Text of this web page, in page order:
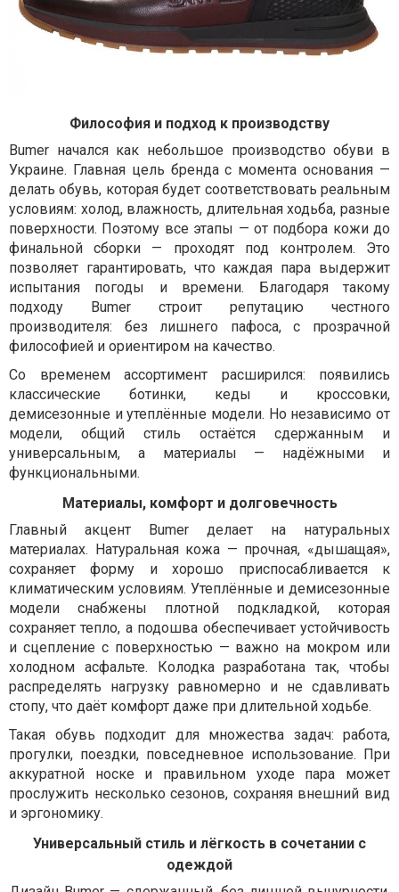
Философия и подход к производству
Bumer начался как небольшое производство обуви в
Украине. Главная цель бренда с момента основания —
делать обувь, которая будет соответствовать реальным
условиям: холод, влажность, длительная ходьба, разные
поверхности. Поэтому все этапы — от подбора кожи до
финальной сборки — проходят под контролем. Это
позволяет гарантировать, что каждая пара выдержит
испытания погоды и времени. Благодаря такому
подходу Bumer строит репутацию честного
производителя: без лишнего пафоса, с прозрачной
философией и ориентиром на качество.
Со временем ассортимент расширился: появились
классические ботинки, кеды и кроссовки,
демисезонные и утеплённые модели. Но независимо от
модели, общий стиль остаётся сдержанным и
универсальным, а материалы — надёжными и
функциональными.
Материалы, комфорт и долговечность
Главный акцент Bumer делает на натуральных
материалах. Натуральная кожа — прочная, «дышащая»,
сохраняет форму и хорошо приспосабливается к
климатическим условиям. Утеплённые и демисезонные
модели снабжены плотной подкладкой, которая
сохраняет тепло, а подошва обеспечивает устойчивость
и сцепление с поверхностью — важно на мокром или
холодном асфальте. Колодка разработана так, чтобы
распределять нагрузку равномерно и не сдавливать
стопу, что даёт комфорт даже при длительной ходьбе.
Такая обувь подходит для множества задач: работа,
прогулки, поездки, повседневное использование. При
аккуратной носке и правильном уходе пара может
прослужить несколько сезонов, сохраняя внешний вид
и эргономику.
Универсальный стиль и лёгкость в сочетании с
одеждой